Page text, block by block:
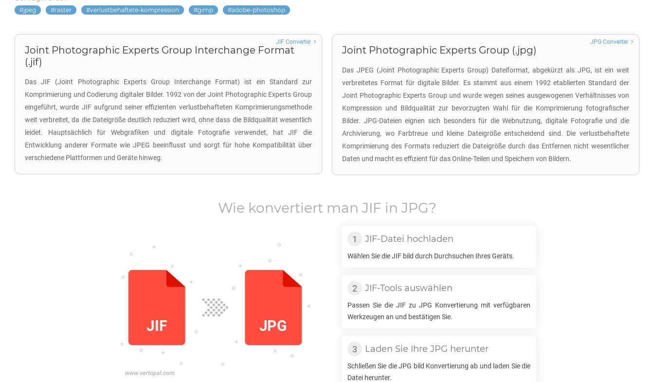
jpeg raster verlustbehaftete-kompression gimp adobe-photoshop
Joint Photographic Experts Group Interchange Format
(.jif)
Das JIF (Joint Photographic Experts Group Interchange Format) ist ein Standard zur
Komprimierung und Codierung digitaler Bilder. 1992 von der Joint Photographic Experts Group
eingeführt, wurde JIF aufgrund seiner effizienten verlustbehafteten Komprimierungsmethode
weit verbreitet, da die Dateigröße deutlich reduziert wird, ohne dass die Bildqualität wesentlich
leidet. Hauptsächlich für Webgrafiken und digitale Fotografie verwendet, hat JIF die
Entwicklung anderer Formate wie JPEG beeinflusst und sorgt für hohe Kompatibilität über
verschiedene Plattformen und Geräte hinweg.
JIF Converter
Joint Photographic Experts Group (.jpg)
Das JPEG (Joint Photographic Experts Group) Dateiformat, abgekürzt als JPG, ist ein weit
verbreitetes Format für digitale Bilder. Es stammt aus einem 1992 etablierten Standard der
Joint Photographic Experts Group und wurde wegen seines ausgewogenen Verhältnisses von
Kompression und Bildqualität zur bevorzugten Wahl für die Komprimierung fotografischer
Bilder. JPG-Dateien eignen sich besonders für die Webnutzung, digitale Fotografie und die
Archivierung, wo Farbtreue und kleine Dateigröße entscheidend sind. Die verlustbehaftete
Komprimierung des Formats reduziert die Dateigröße durch das Entfernen nicht wesentlicher
Daten und macht es effizient für das Online-Teilen und Speichern von Bildern.
JPG Converter
Wie konvertiert man JIF in JPG?
JIF-Datei hochladen
Wählen Sie dieJIF bild durch Durchsuchen Ihres Geräts.
JIF-Tools auswählen
Passen Sie die JIF zu JPG Konvertierung mit verfügbaren
Werkzeugen an und bestätigen Sie.
Laden Sie Ihre JPG herunter
Schließen Sie dieJPG bild Konvertierung ab und laden Sie die
Datei herunter.